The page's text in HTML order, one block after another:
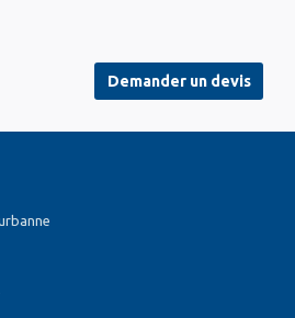
Demander un devis